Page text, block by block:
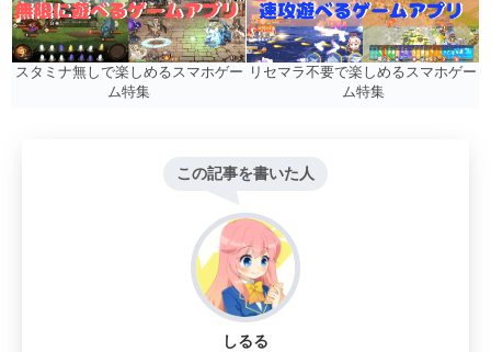
スタミナ無しで楽しめるスマホゲー
ム特集
リセマラ不要で楽しめるスマホゲー
ム特集
この記事を書いた人
しるる